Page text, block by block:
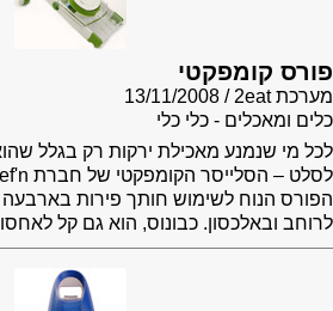
פורס קומפקטי
מערכת 2eat
13/11/2008
כלים ומאכלים - כלי כלי
לכל מי שנמנע מאכילת ירקות רק בגלל
הפורס הנוח לשימוש חותך פירות בארבעה
לרוחב ובאלכסון. כבונוס, הוא גם קל